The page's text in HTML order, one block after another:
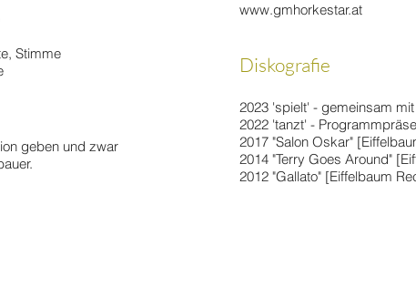
Stimme
geben und zwar
www.gmhorkestar.at
Diskografie
2023 'spielt' - gemeinsam
2022 'tanzt' -
2017 "Salon Oskar"
2014 "Terry Goes Around"
2012 "Gallato" [Eiffelbaum